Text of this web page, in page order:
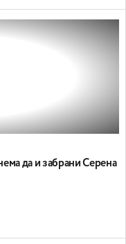
да и забрани Серена